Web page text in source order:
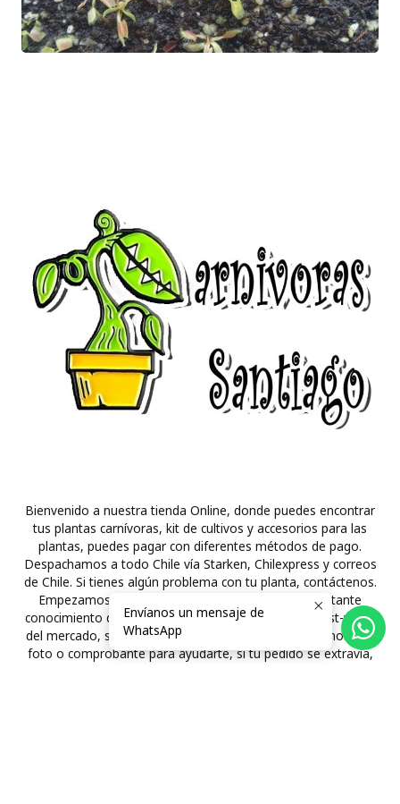
Bienvenido a nuestra tienda Online, donde puedes encontrar
tus plantas carnívoras, kit de cultivos y accesorios para las
plantas, puedes pagar con diferentes métodos de pago.
Despachamos a todo Chile vía Starken, Chilexpress y correos
de Chile. Si tienes algún problema con tu planta, contáctenos.
Empezamos el 2012 con este hobbie tenemos bastante
conocimiento de las plantas carnívoras y la mejor post-venta
del mercado, si tienes problemas con tu envío, envíanos una
foto o comprobante para ayudarte, si tu pedido se extravía,
Envíanos un mensaje de
WhatsApp